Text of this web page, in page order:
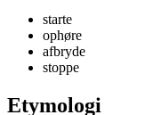
starte
ophøre
afbryde
stoppe
Etymologi